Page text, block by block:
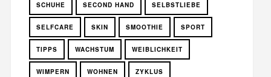
SCHUHE SECOND HAND SELBSTLIEBE
SELFCARE SKIN SMOOTHIE SPORT
TIPPS WACHSTUM WEIBLICHKEIT
WIMPERN WOHNEN ZYKLUS